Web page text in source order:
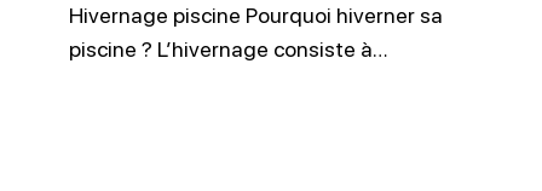
Hivernage piscine Pourquoi hiverner sa
piscine ? L’hivernage consiste à…